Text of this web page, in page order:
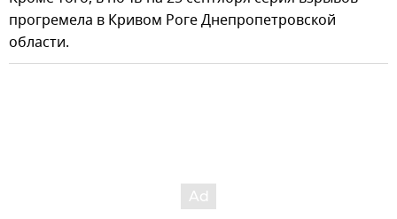
прогремела в Кривом Роге Днепропетровской
области.